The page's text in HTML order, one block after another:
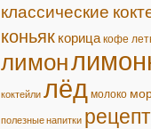
классические
коньяк корица кофе
лимон
коктейли лёд молоко
полезные напитки